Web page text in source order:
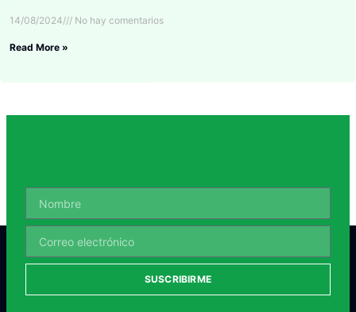
14/08/2024 No hay comentarios
Read More »
SUSCRIBIRME